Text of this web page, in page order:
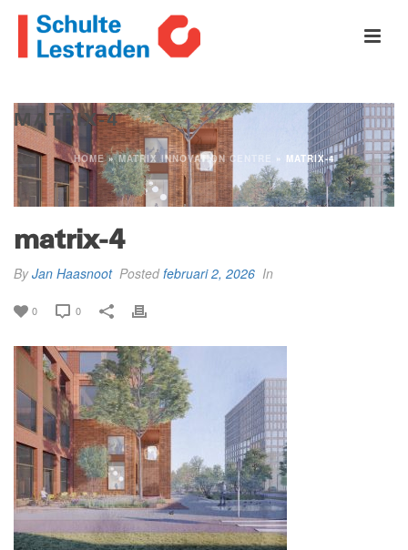
MATRIX-4
HOME»MATRIX INNOVATION CENTRE » MATRIX-4
matrix-4
ByJan Haasnoot Postedfebruari 2, 2026 In
0 0